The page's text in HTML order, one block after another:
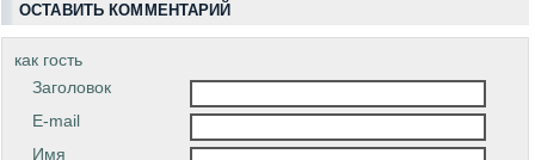
ОСТАВИТЬ КОММЕНТАРИЙ
как гость
Заголовок
E-mail
Имя